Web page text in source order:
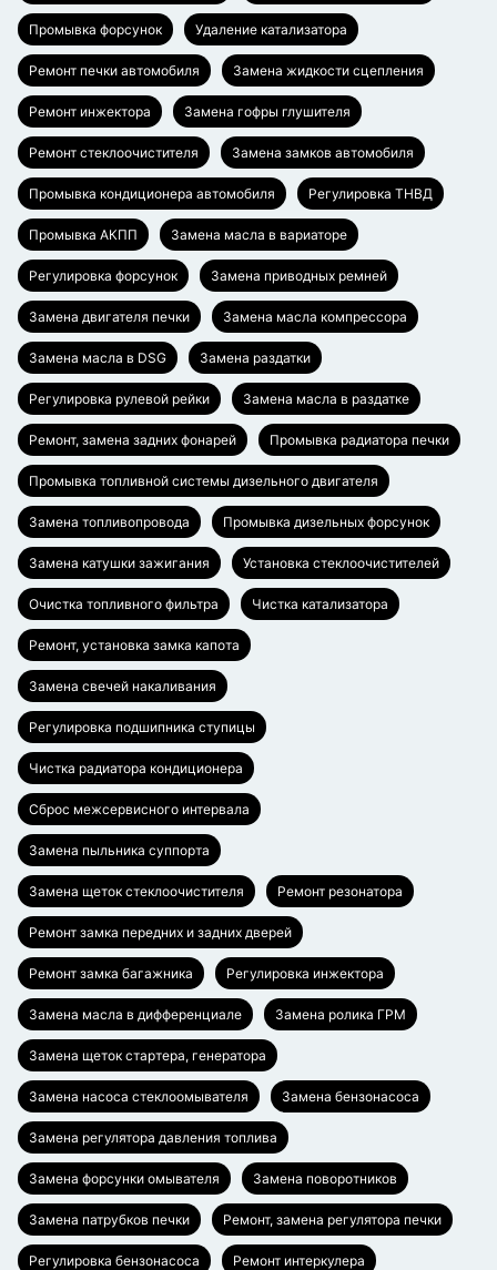
Промывка форсунок Удаление катализатора
Ремонт печки автомобиля Замена жидкости сцепления
Ремонт инжектора Замена гофры глушителя
Ремонт стеклоочистителя Замена замков автомобиля
Промывка кондиционера автомобиля Регулировка ТНВД
Промывка АКПП Замена масла в вариаторе
Регулировка форсунок Замена приводных ремней
Замена двигателя печки Замена масла компрессора
Замена масла в DSG Замена раздатки
Регулировка рулевой рейки Замена масла в раздатке
Ремонт, замена задних фонарей Промывка радиатора печки
Промывка топливной системы дизельного двигателя
Замена топливопровода Промывка дизельных форсунок
Замена катушки зажигания Установка стеклоочистителей
Очистка топливного фильтра Чистка катализатора
Ремонт, установка замка капота
Замена свечей накаливания
Регулировка подшипника ступицы
Чистка радиатора кондиционера
Сброс межсервисного интервала
Замена пыльника суппорта
Замена щеток стеклоочистителя Ремонт резонатора
Ремонт замка передних и задних дверей
Ремонт замка багажника Регулировка инжектора
Замена масла в дифференциале Замена ролика ГРМ
Замена щеток стартера, генератора
Замена насоса стеклоомывателя Замена бензонасоса
Замена регулятора давления топлива
Замена форсунки омывателя Замена поворотников
Замена патрубков печки Ремонт, замена регулятора печки
Регулировка бензонасоса Ремонт интеркулера